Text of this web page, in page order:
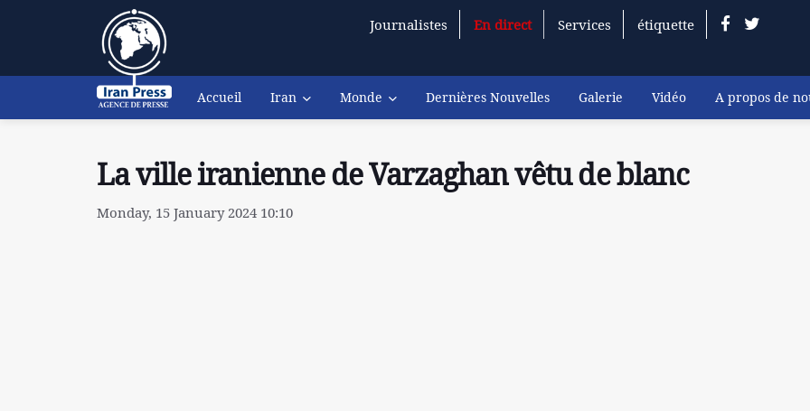
Journalistes En direct Services étiquette
Accueil Iran Monde Dernières Nouvelles Galerie Vidéo A propos de
La ville iranienne de Varzaghan vêtu de blanc
Monday, 15 January 2024 10:10